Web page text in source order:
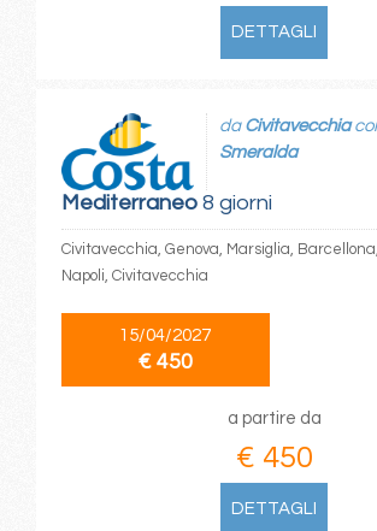
DETTAGLI
Mediterraneo8 giorni
da Civitavecchia
Smeralda
Civitavecchia, Genova, Marsiglia,
Napoli, Civitavecchia
15/04/2027
€ 450
a partire da
€ 450
DETTAGLI